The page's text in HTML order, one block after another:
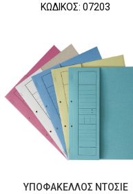
ΚΩΔΙΚΟΣ: 07203
ΥΠΟΦΑΚΕΛΛΟΣ ΝΤΟΣΙΕ